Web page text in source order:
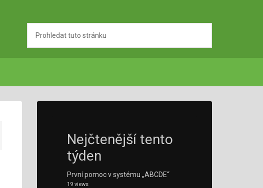
Nejčtenější tento
týden
První pomoc v systému „ABCDE“
19 views